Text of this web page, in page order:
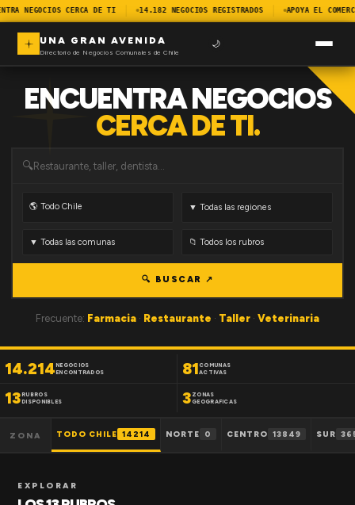
NEGOCIOS CERCA DE TI 14.182 NEGOCIOS REGISTRADOS APOYA EL
UNA GRAN AVENIDA
Directorio de Negocios Comunales de Chile
🌙
ENCUENTRA NEGOCIOS
CERCA DE TI.
🔍
🔍 BUSCAR ↗
Frecuente: Farmacia · Restaurante · Taller · Veterinaria
14.214NEGOCIOS
ENCONTRADOS
81 COMUNAS
ACTIVAS
13RUBROS
DISPONIBLES
3 ZONAS
GEOGRAFICAS
ZONA TODO CHILE 14214 NORTE 0 CENTRO 13849 SUR
EXPLORAR